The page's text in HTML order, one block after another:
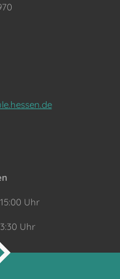
Uhr
Uhr